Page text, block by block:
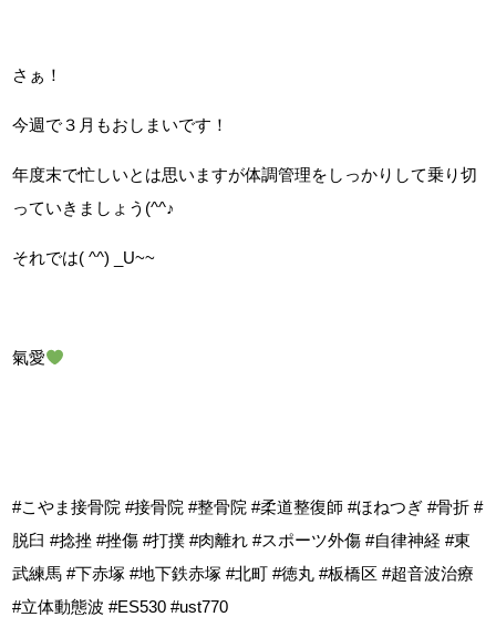
さぁ！
今週で３月もおしまいです！
年度末で忙しいとは思いますが体調管理をしっかりして乗り切
っていきましょう(^^♪
それでは( ^^) _U~~
氣愛
#こやま接骨院 #接骨院 #整骨院 #柔道整復師 #ほねつぎ #骨折 #
脱臼 #捻挫 #挫傷 #打撲 #肉離れ #スポーツ外傷 #自律神経 #東
武練馬 #下赤塚 #地下鉄赤塚 #北町 #徳丸 #板橋区 #超音波治療
#立体動態波 #ES530 #ust770